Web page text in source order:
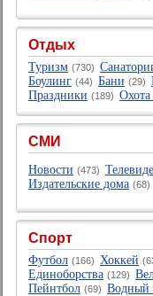
Отдых
Туризм (730)
Боулинг (44) Бани (29)
Праздники (189)
СМИ
Новости (473)
Издательские дома (68)
Спорт
Футбол (166) Хоккей
Единоборства (129)
Пейнтбол (69) Водный